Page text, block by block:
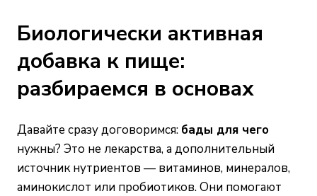
Биологически активная
добавка к пище:
разбираемся в основах
Давайте сразу договоримся: бады для чего
нужны? Это не лекарства, а дополнительный
источник нутриентов — витаминов, минералов,
аминокислот или пробиотиков. Они помогают